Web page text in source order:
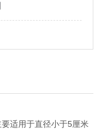
适用于直径小于5厘米